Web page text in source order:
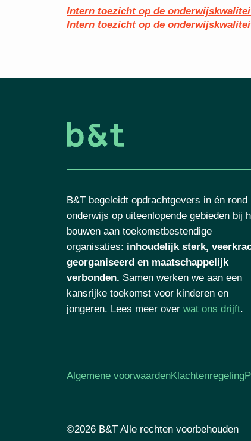
Intern toezicht op de
Intern toezicht op de
B&T begeleidt opdrachtgevers in én rond
onderwijs op uiteenlopende gebieden bij
bouwen aan toekomstbestendige
organisaties: inhoudelijk sterk,
georganiseerd en maatschappelijk
verbonden. Samen werken we aan een
kansrijke toekomst voor kinderen en
jongeren. Lees meer over wat ons drijft.
Algemene voorwaardenKlachtenregeling
©2026 B&T Alle rechten voorbehouden